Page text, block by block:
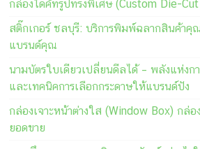
กล่องไดคัทรูปทรงพิเศษ (Custom Die-
สติ๊กเกอร์ ชลบุรี: บริการพิมพ์ฉลากสินค้าคุ
แบรนด์คุณ
นามบัตรใบเดียวเปลี่ยนดีลได้ – พลังแห่ง
และเทคนิคการเลือกกระดาษให้แบรนด์ปัง
กล่องเจาะหน้าต่างใส (Window Box) กล่
ยอดขาย